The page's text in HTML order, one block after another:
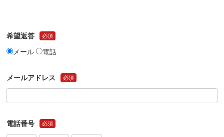
希望返答 必須
メール 電話
メールアドレス 必須
電話番号 必須